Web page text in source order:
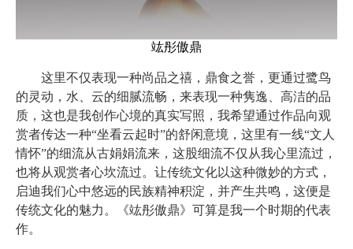
竑彤傲鼎
这里不仅表现一种尚品之禧，鼎食之誉，更通过鹭鸟
的灵动，水、云的细腻流畅，来表现一种隽逸、高洁的品
质，这也是我创作心境的真实写照，我希望通过作品向观
赏者传达一种“坐看云起时”的舒闲意境，这里有一线“文人
情怀”的细流从古娟娟流来，这股细流不仅从我心里流过，
也将从观赏者心坎流过。让传统文化以这种微妙的方式，
启迪我们心中悠远的民族精神积淀，并产生共鸣，这便是
传统文化的魅力。《竑彤傲鼎》可算是我一个时期的代表
作。